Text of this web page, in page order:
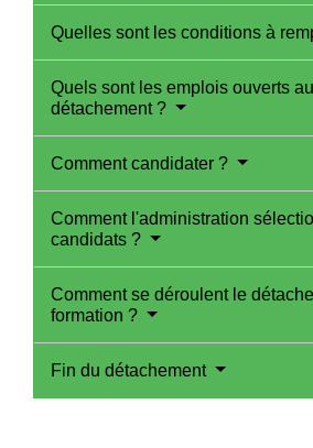
Quelles sont les conditions à
Quels sont les emplois ouverts au
détachement ?
Comment candidater ?
Comment l'administration
candidats ?
Comment se déroulent le
formation ?
Fin du détachement